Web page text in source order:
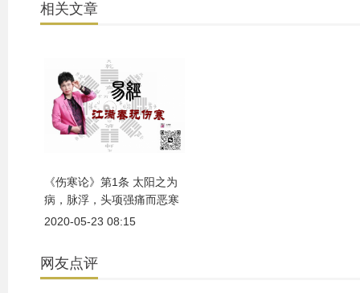
相关文章
《伤寒论》第1条 太阳之为
病，脉浮，头项强痛而恶寒
2020-05-23 08:15
网友点评